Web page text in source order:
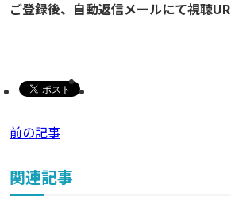
ご登録後、自動返信メールにて視聴
前の記事
関連記事